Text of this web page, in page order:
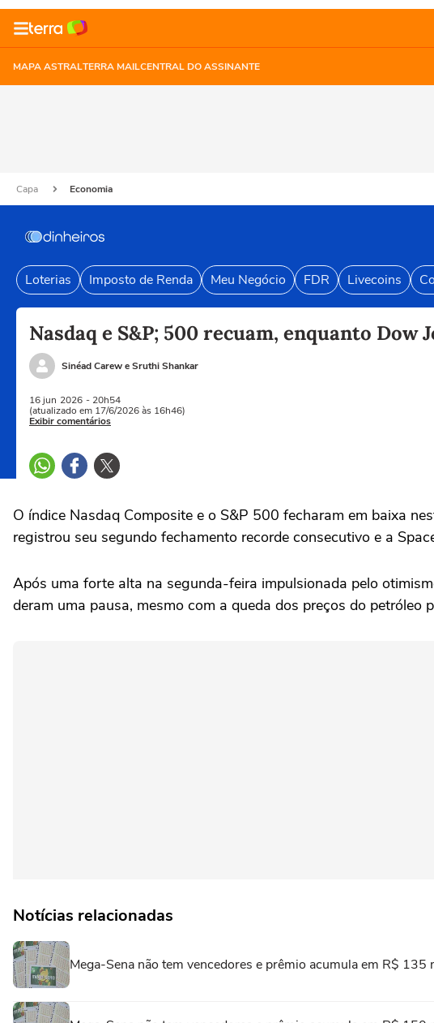
MAPA ASTRALTERRA MAILCENTRAL DO ASSINANTE
Capa Economia
Loterias Imposto de Renda Meu Negócio FDR Livecoins
Nasdaq e S&P; 500 recuam, enquanto
Sinéad Carew e Sruthi Shankar
16 jun 2026 - 20h54
(atualizado em 17/6/2026 às 16h46)
Exibir comentários
‌O índice Nasdaq Composite e o S&P 500 fecharam em baixa
registrou seu segundo fechamento recorde consecutivo e a
Após uma forte alta na segunda-feira impulsionada pelo
deram uma pausa, mesmo com a queda dos preços do petróleo
Notícias relacionadas
Mega-Sena não tem vencedores e prêmio acumula em R$ 135